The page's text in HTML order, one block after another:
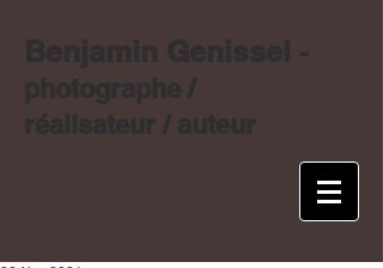
Benjamin Genissel -
photographe /
réalisateur / auteur